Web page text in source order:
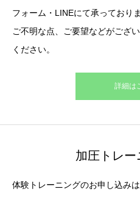
フォーム・LINEにて承っておりま
ご不明な点、ご要望などがござ
ください。
詳細は
加圧トレー
体験トレーニングのお申し込み